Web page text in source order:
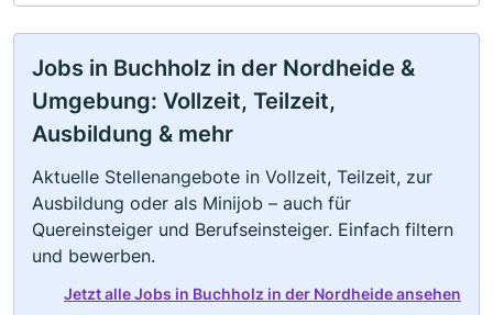
Jobs in Buchholz in der Nordheide &
Umgebung: Vollzeit, Teilzeit,
Ausbildung & mehr
Aktuelle Stellenangebote in Vollzeit, Teilzeit, zur
Ausbildung oder als Minijob – auch für
Quereinsteiger und Berufseinsteiger. Einfach filtern
und bewerben.
Jetzt alle Jobs in Buchholz in der Nordheide ansehen